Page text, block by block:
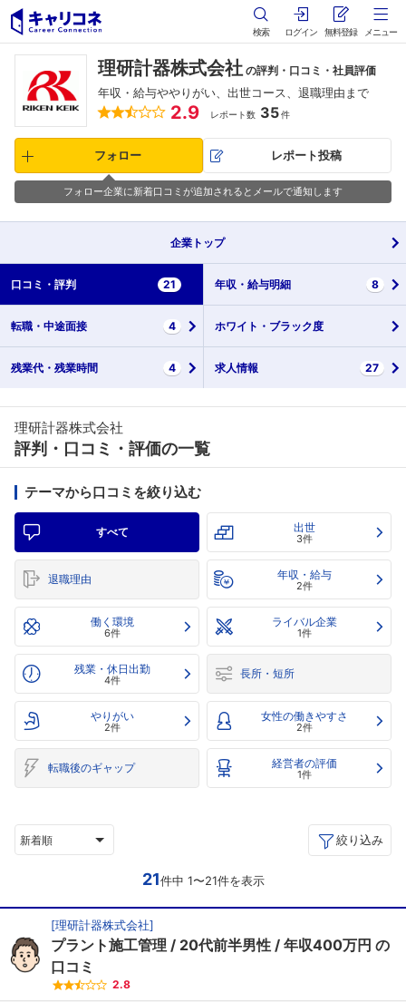
検索 ログイン 無料登録 メニュー
理研計器株式会社 の評判・口コミ・社員評価
年収・給与ややりがい、出世コース、退職理由まで
2.9 レポート数 35件
フォロー レポート投稿
フォロー企業に新着口コミが追加されるとメールで通知します
企業 トップ
口コミ・ 評判 21 年収・ 給与明細 8
転職・ 中途面接 4 ホワイト・ ブラック度
残業代・ 残業時間 4 求人情報 27
理研計器株式会社
評判・口コミ・評価の一覧
テーマから口コミを絞り込む
すべて 出世
3件
退職理由 年収・給与
2件
働く環境
6件
ライバル企業
1件
残業・休日出勤
4件 長所・短所
やりがい
2件
女性の働きやすさ
2件
転職後のギャップ 経営者の評価
1件
新着順 絞り込み
21件中 1〜21件を表示
[理研計器株式会社]
プラント施工管理 20代前半男性 年収400万円 の
口コミ
2.8